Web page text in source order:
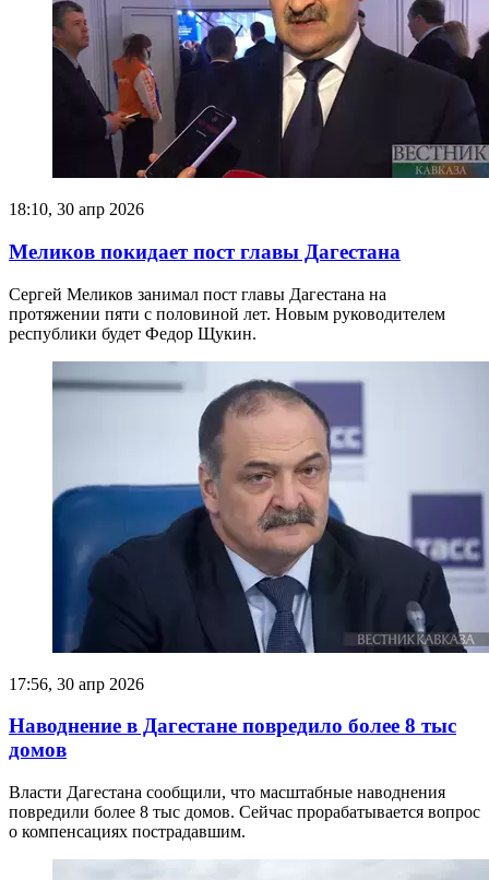
18:10, 30 апр 2026
Меликов покидает пост главы Дагестана
Сергей Меликов занимал пост главы Дагестана на
протяжении пяти с половиной лет. Новым руководителем
республики будет Федор Щукин.
17:56, 30 апр 2026
Наводнение в Дагестане повредило более 8 тыс
домов
Власти Дагестана сообщили, что масштабные наводнения
повредили более 8 тыс домов. Сейчас прорабатывается вопрос
о компенсациях пострадавшим.